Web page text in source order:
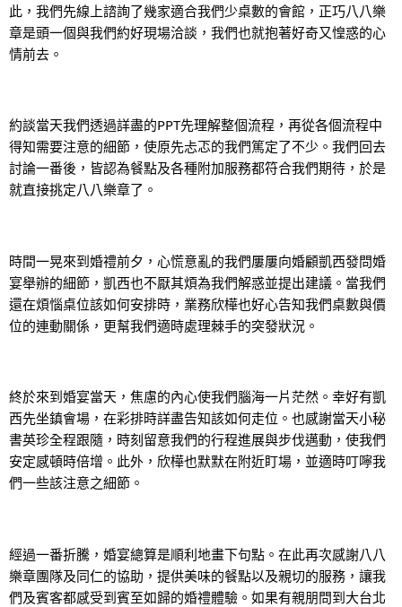
此，我們先線上諮詢了幾家適合我們少桌數的會館，正巧八八樂
章是頭一個與我們約好現場洽談，我們也就抱著好奇又惶惑的心
情前去。
約談當天我們透過詳盡的PPT先理解整個流程，再從各個流程中
得知需要注意的細節，使原先忐忑的我們篤定了不少。我們回去
討論一番後，皆認為餐點及各種附加服務都符合我們期待，於是
就直接挑定八八樂章了。
時間一晃來到婚禮前夕，心慌意亂的我們屢屢向婚顧凱西發問婚
宴舉辦的細節，凱西也不厭其煩為我們解惑並提出建議。當我們
還在煩惱桌位該如何安排時，業務欣樺也好心告知我們桌數與價
位的連動關係，更幫我們適時處理棘手的突發狀況。
終於來到婚宴當天，焦慮的內心使我們腦海一片茫然。幸好有凱
西先坐鎮會場，在彩排時詳盡告知該如何走位。也感謝當天小秘
書英珍全程跟隨，時刻留意我們的行程進展與步伐邁動，使我們
安定感頓時倍增。此外，欣樺也默默在附近盯場，並適時叮嚀我
們一些該注意之細節。
經過一番折騰，婚宴總算是順利地畫下句點。在此再次感謝八八
樂章團隊及同仁的協助，提供美味的餐點以及親切的服務，讓我
們及賓客都感受到賓至如歸的婚禮體驗。如果有親朋問到大台北